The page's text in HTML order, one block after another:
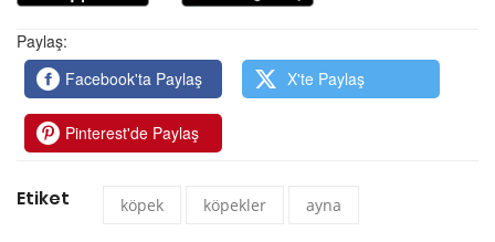
Paylaş:
Facebook'ta Paylaş
X'te Paylaş
Pinterest'de Paylaş
Etiket köpek köpekler ayna